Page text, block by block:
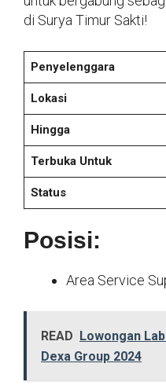
di Surya Timur Sakti!
Penyelenggara
Lokasi
Hingga
Terbuka Untuk
Status
Posisi:
Area Service
READ
Lowongan
Dexa Group 2024